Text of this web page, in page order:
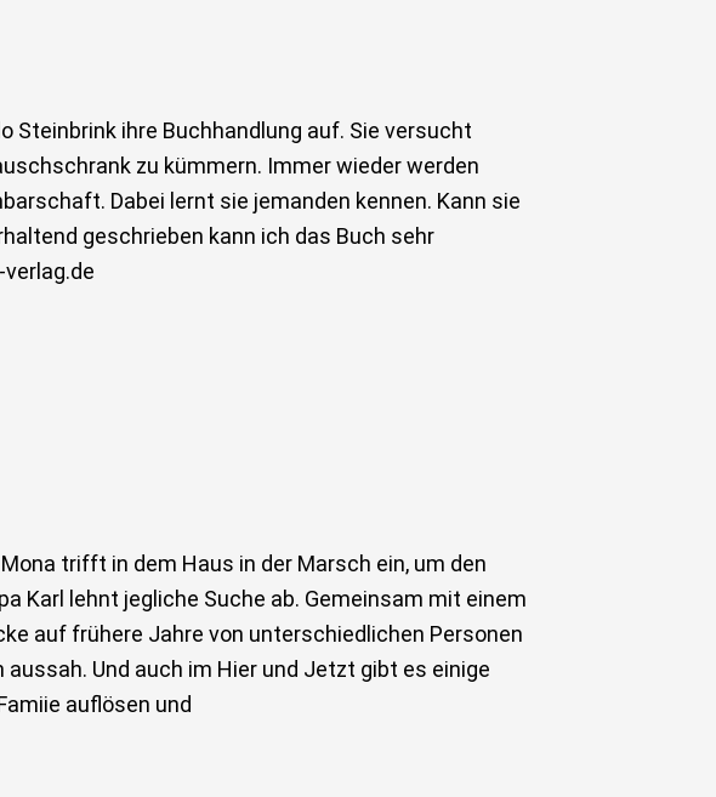
Steinbrink ihre Buchhandlung auf. Sie versucht
zu kümmern. Immer wieder werden
Dabei lernt sie jemanden kennen. Kann sie
geschrieben kann ich das Buch sehr
trifft in dem Haus in der Marsch ein, um den
Karl lehnt jegliche Suche ab. Gemeinsam mit einem
auf frühere Jahre von unterschiedlichen Personen
Und auch im Hier und Jetzt gibt es einige
auflösen und